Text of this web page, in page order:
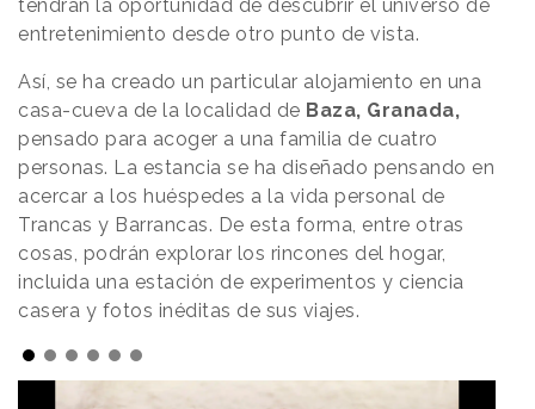
tendrán la oportunidad de descubrir el universo de
entretenimiento desde otro punto de vista.
Así, se ha creado un particular alojamiento en una
casa-cueva de la localidad de Baza, Granada,
pensado para acoger a una familia de cuatro
personas. La estancia se ha diseñado pensando en
acercar a los huéspedes a la vida personal de
Trancas y Barrancas. De esta forma, entre otras
cosas, podrán explorar los rincones del hogar,
incluida una estación de experimentos y ciencia
casera y fotos inéditas de sus viajes.